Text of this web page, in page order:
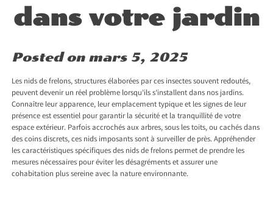
dans votre jardin
Posted on mars 5, 2025
Les nids de frelons, structures élaborées par ces insectes souvent redoutés,
peuvent devenir un réel problème lorsqu’ils s’installent dans nos jardins.
Connaître leur apparence, leur emplacement typique et les signes de leur
présence est essentiel pour garantir la sécurité et la tranquillité de votre
espace extérieur. Parfois accrochés aux arbres, sous les toits, ou cachés dans
des coins discrets, ces nids imposants sont à surveiller de près. Appréhender
les caractéristiques spécifiques des nids de frelons permet de prendre les
mesures nécessaires pour éviter les désagréments et assurer une
cohabitation plus sereine avec la nature environnante.